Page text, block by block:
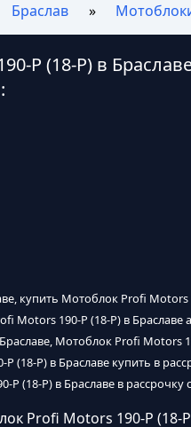
Браслав
P (18-P) в
купить Мотоблок Profi
Motors 190-P (18-P) в
Мотоблок Profi Motors
(18-P) в Браславе купить в
(18-P) в Браславе в рассрочку
Profi Motors 190-P (18-